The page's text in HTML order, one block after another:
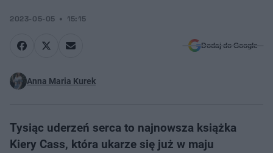
2023-05-05 15:15
Dodaj do Google
Anna Maria Kurek
Tysiąc uderzeń serca to najnowsza książka
Kiery Cass, która ukarze się już w maju